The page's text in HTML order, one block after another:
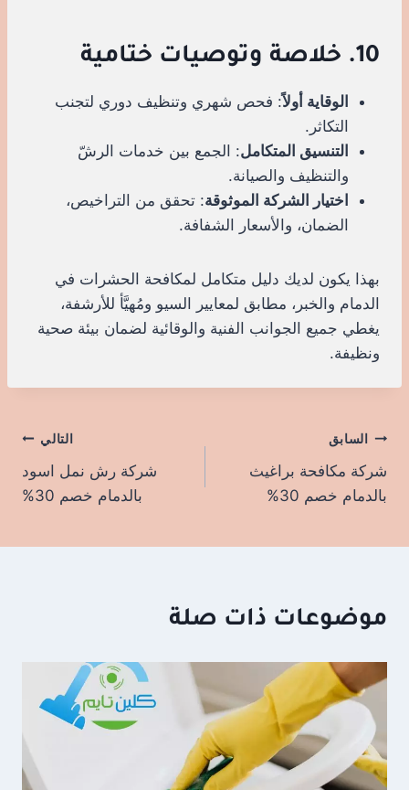
10. خلاصة وتوصيات ختامية
الوقاية أولاً: فحص شهري وتنظيف دوري لتجنب
التكاثر.
التنسيق المتكامل: الجمع بين خدمات الرشّ
والتنظيف والصيانة.
اختيار الشركة الموثوقة: تحقق من التراخيص،
الضمان، والأسعار الشفافة.
بهذا يكون لديك دليل متكامل لمكافحة الحشرات في
الدمام والخبر، مطابق لمعايير السيو ومُهيَّأ للأرشفة،
يغطي جميع الجوانب الفنية والوقائية لضمان بيئة صحية
ونظيفة.
تصفّح
المقالات
السابق
شركة مكافحة براغيث
بالدمام خصم 30%
التالي
شركة رش نمل اسود
بالدمام خصم 30%
موضوعات ذات صلة